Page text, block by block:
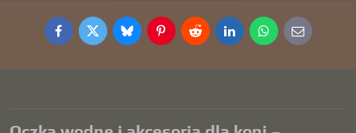
FacebookTwitterBlueskyPinterestRedditLinkedInWhatsApp
E-
mail